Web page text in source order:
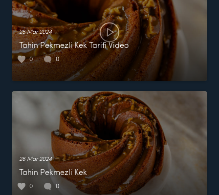
26 Mar 2024
Tahin Pekmezli Kek Tarifi Video
0 0
26 Mar 2024
Tahin Pekmezli Kek
0 0